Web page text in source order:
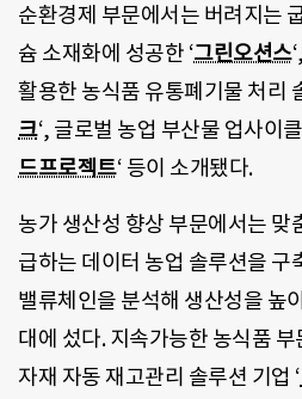
순환경제 부문에서는 버려지는
슘 소재화에 성공한 ‘그린오션스
활용한 농식품 유통폐기물 처리
크‘, 글로벌 농업 부산물 업사이
드프로젝트‘ 등이 소개됐다.
농가 생산성 향상 부문에서는 맞
급하는 데이터 농업 솔루션을 구
밸류체인을 분석해 생산성을 높
대에 섰다. 지속가능한 농식품
자재 자동 재고관리 솔루션 기업 ‘